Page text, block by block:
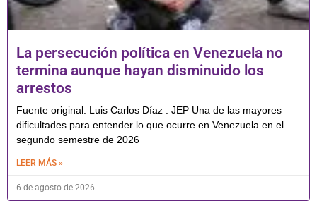
La persecución política en Venezuela no
termina aunque hayan disminuido los
arrestos
Fuente original: Luis Carlos Díaz . JEP Una de las mayores
dificultades para entender lo que ocurre en Venezuela en el
segundo semestre de 2026
LEER MÁS »
6 de agosto de 2026